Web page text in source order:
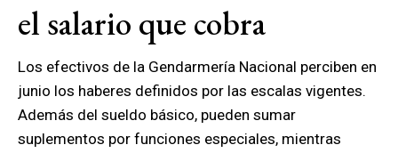
el salario que cobra
Los efectivos de la Gendarmería Nacional perciben en
junio los haberes definidos por las escalas vigentes.
Además del sueldo básico, pueden sumar
suplementos por funciones especiales, mientras